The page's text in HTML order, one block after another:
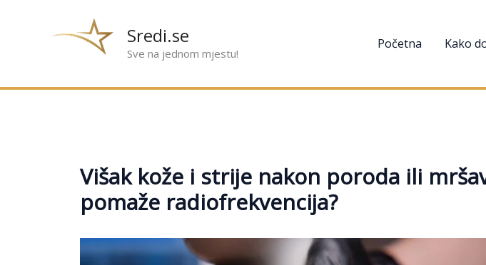
Sredi.se
Sve na jednom mjestu!
Početna Kako
Višak kože i strije nakon poroda ili
pomaže radiofrekvencija?